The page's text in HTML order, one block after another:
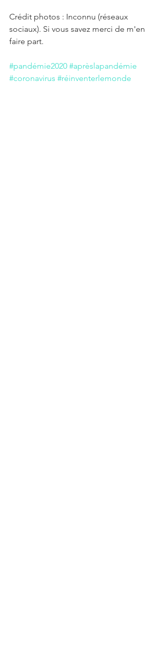
Crédit photos : Inconnu (réseaux
sociaux). Si vous savez merci de m'en
faire part.
#pandémie2020 #aprèslapandémie
#coronavirus #réinventerlemonde